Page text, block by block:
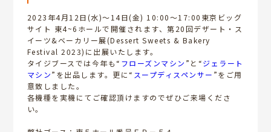
2023年4月12日(水)～14日(金) 10:00～17:00東京ビッグ
サイト 東4~6ホールで開催されます、第20回デザート・ス
イーツ&ベーカリー展(Dessert Sweets & Bakery
Festival 2023)に出展いたします。
タイジブースでは今年も“ フローズンマシン ”と“ジェラート
マシン”を出品します。更に“ スープディスペンサー ”をご用
意致しました。
各機種を実機にてご確認頂けますのでぜひご来場くださ
い。